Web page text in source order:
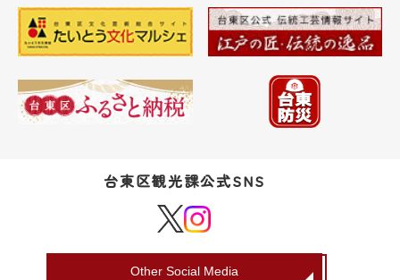
台東区観光課公式SNS
Other Social Media